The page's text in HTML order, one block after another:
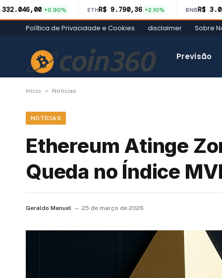
332.046,00 +0.90% ETHR$ 9.790,36 +2.10% BNBR$
Política de Privacidade e Cookies disclaimer Sobre
Previsão
Início » Notícias
NOTÍCIAS
Ethereum Atinge
Queda no Índice
Geraldo Manuel 25 de março de 2026